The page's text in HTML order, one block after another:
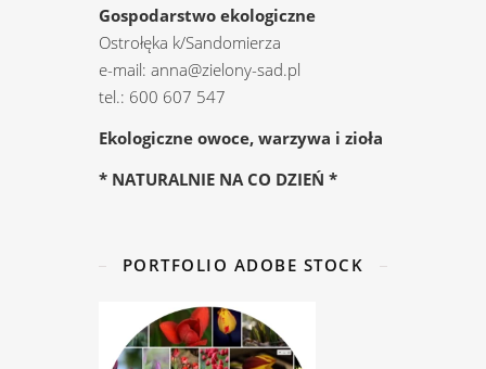
Gospodarstwo ekologiczne
Ostrołęka k/Sandomierza
e-mail: anna@zielony-sad.pl
tel.: 600 607 547
Ekologiczne owoce, warzywa i zioła
* NATURALNIE NA CO DZIEŃ *
PORTFOLIO ADOBE STOCK